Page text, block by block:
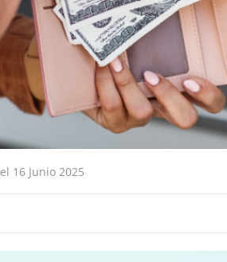
el 16 Junio 2025